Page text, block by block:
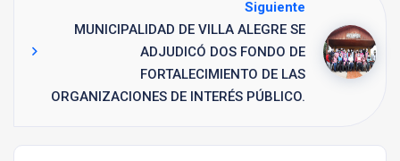
Siguiente
MUNICIPALIDAD DE VILLA ALEGRE SE
ADJUDICÓ DOS FONDO DE
FORTALECIMIENTO DE LAS
ORGANIZACIONES DE INTERÉS PÚBLICO.